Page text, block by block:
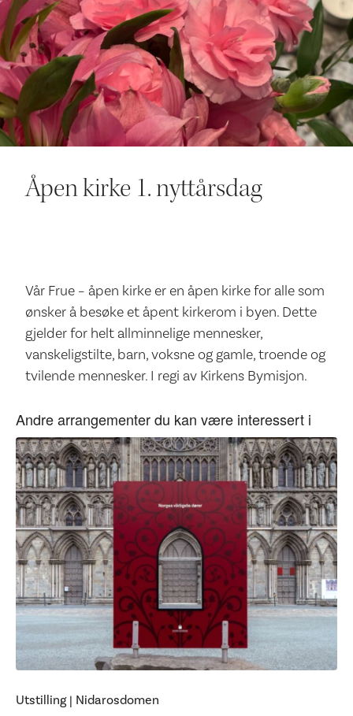
Ditt besøk
Åpen kirke 1. nyttårsdag
Vår Frue – åpen kirke er en åpen kirke for alle som
ønsker å besøke et åpent kirkerom i byen. Dette
gjelder for helt allminnelige mennesker,
vanskeligstilte, barn, voksne og gamle, troende og
tvilende mennesker. I regi av Kirkens Bymisjon.
Andre arrangementer du kan være interessert i
Utstilling | Nidarosdomen